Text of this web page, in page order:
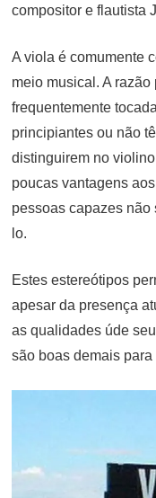
compositor e flautista
A viola é comumente
meio musical. A
frequentemente
principiantes ou não
distinguirem no
poucas vantagens
pessoas capazes
lo.
Estes estereótipos
apesar da presença
as qualidades úde
são boas demais